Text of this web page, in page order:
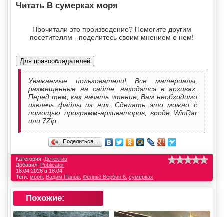
Читать В сумерках моря
Прочитали это произведение? Помогите другим
посетителям - поделитесь своим мнением о нем!
Для правообладателей
Уважаемые пользователи! Все материалы,
размещенные на сайте, находятся в архивах.
Перед тем, как начать чтение, Вам необходимо
извлечь файлы из них. Сделать это можно с
помощью программ-архиваторов, вроде WinRar
или 7Zip.
Поделиться…
Категория: Детектив
Добавил: Publicator
18.04.2026 в 16:04
Теги: моря Вадим Панов Феликс Вербин 6 сумерках
Похожие: